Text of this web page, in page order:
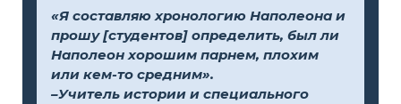
«Я составляю хронологию Наполеона и
прошу [студентов] определить, был ли
Наполеон хорошим парнем, плохим
или кем-то средним».
–Учитель истории и специального